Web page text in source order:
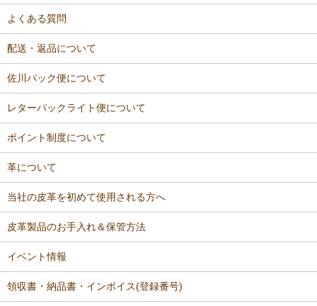
よくある質問
配送・返品について
佐川パック便について
レターパックライト便について
ポイント制度について
革について
当社の皮革を初めて使用される方へ
皮革製品のお手入れ＆保管方法
イベント情報
領収書・納品書・インボイス(登録番号)